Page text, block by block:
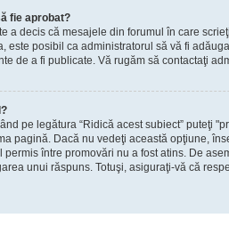
fie aprobat?
a decis că mesajele din forumul în care
este posibil ca administratorul să vă fi
de a fi publicate. Vă rugăm să contactaţi
pe legătura “Ridică acest subiect” puteţi
pagină. Dacă nu vedeţi această opţiune,
permis între promovări nu a fost atins. De
unui răspuns. Totuşi, asiguraţi-vă că